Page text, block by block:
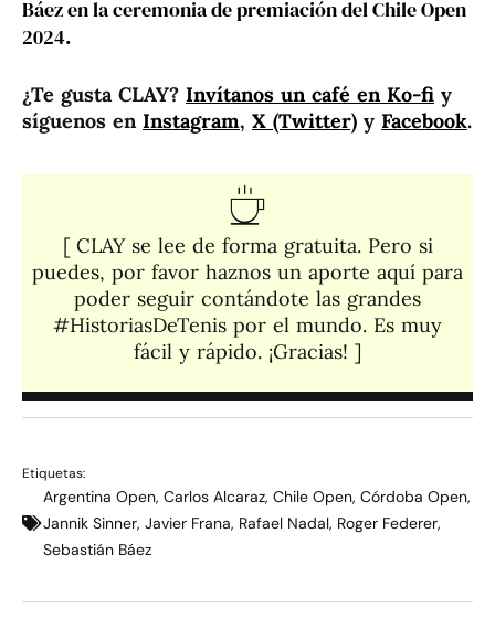
Báez en la ceremonia de premiación del Chile Open
2024.
¿Te gusta CLAY? Invítanos un café en Ko-fi y
síguenos en Instagram, X (Twitter) y Facebook.
[ CLAY se lee de forma gratuita. Pero si
puedes, por favor haznos un aporte aquí para
poder seguir contándote las grandes
#HistoriasDeTenis por el mundo. Es muy
fácil y rápido. ¡Gracias! ]​
Etiquetas:
Argentina Open, Carlos Alcaraz, Chile Open, Córdoba Open,
Jannik Sinner, Javier Frana, Rafael Nadal, Roger Federer,
Sebastián Báez